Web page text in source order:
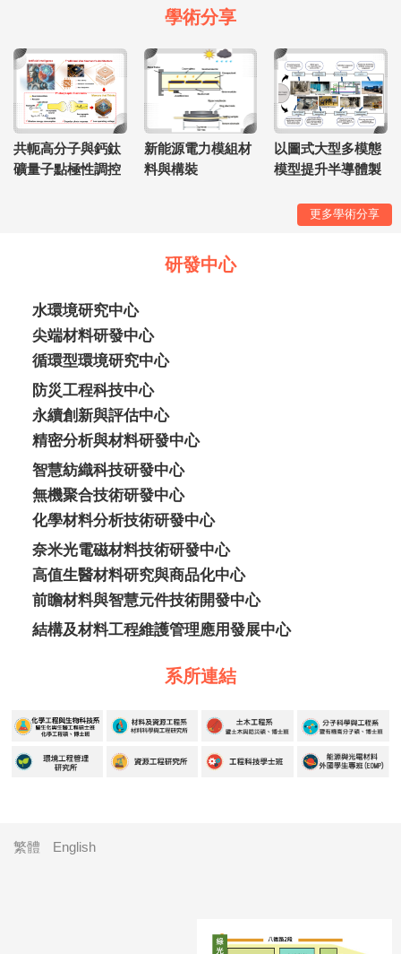
學術分享
共軛高分子與鈣鈦
礦量子點極性調控
新能源電力模組材
料與構裝
以圖式大型多模態
模型提升半導體製
系統供應鏈之韌性
與營運效率
更多學術分享
研發中心
水環境研究中心
尖端材料研發中心
循環型環境研究中心
防災工程科技中心
永續創新與評估中心
精密分析與材料研發中心
智慧紡織科技研發中心
無機聚合技術研發中心
化學材料分析技術研發中心
奈米光電磁材料技術研發中心
高值生醫材料研究與商品化中心
前瞻材料與智慧元件技術開發中心
結構及材料工程維護管理應用發展中心
系所連結
繁體 English